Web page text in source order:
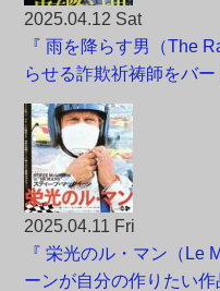
2025.04.12 Sat
『 雨を降らす男（The
らせる詐欺祈祷師をバ
2025.04.11 Fri
『 栄光のル・マン（Le
ーンが自分の作りたい